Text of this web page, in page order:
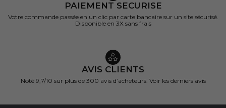
PAIEMENT SECURISE
Votre commande passée en un clic par carte bancaire sur un site sécurisé.
Disponible en 3X sans frais
AVIS CLIENTS
Noté 9,7/10 sur plus de 300 avis d’acheteurs. Voir les derniers avis